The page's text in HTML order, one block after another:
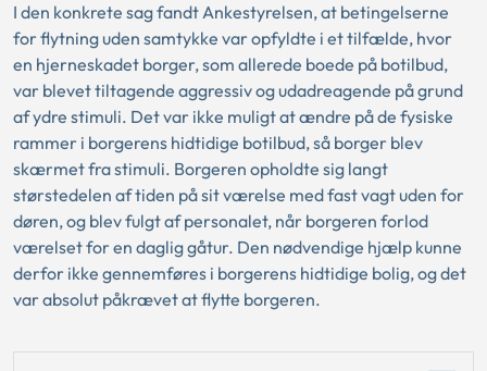
I den konkrete sag fandt Ankestyrelsen, at betingelserne
for flytning uden samtykke var opfyldte i et tilfælde, hvor
en hjerneskadet borger, som allerede boede på botilbud,
var blevet tiltagende aggressiv og udadreagende på grund
af ydre stimuli. Det var ikke muligt at ændre på de fysiske
rammer i borgerens hidtidige botilbud, så borger blev
skærmet fra stimuli. Borgeren opholdte sig langt
størstedelen af tiden på sit værelse med fast vagt uden for
døren, og blev fulgt af personalet, når borgeren forlod
værelset for en daglig gåtur. Den nødvendige hjælp kunne
derfor ikke gennemføres i borgerens hidtidige bolig, og det
var absolut påkrævet at flytte borgeren.